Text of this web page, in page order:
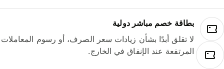
بطاقة خصم مباشر دولية
لا تقلق أبدًا بشأن زيادات سعر الصرف، أو رسوم المعاملات
المرتفعة عند الإنفاق في الخارج.